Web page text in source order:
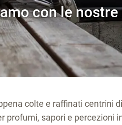
con le nostre
colte e raffinati centrini
profumi, sapori e percezioni